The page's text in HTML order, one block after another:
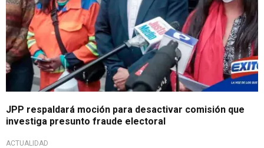
JPP respaldará moción para desactivar comisión que
investiga presunto fraude electoral
ACTUALIDAD